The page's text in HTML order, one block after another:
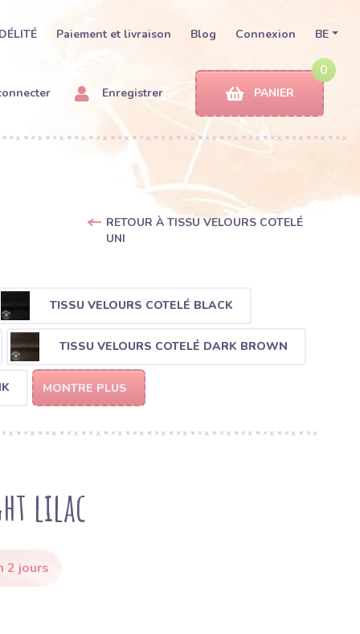
Paiement et livraison Blog Connexion BE
Enregistrer
0
PANIER
RETOUR À TISSU VELOURS COTELÉ
UNI
TISSU VELOURS COTELÉ BLACK
TISSU VELOURS COTELÉ DARK BROWN
MONTRE PLUS
lilac
2 jours